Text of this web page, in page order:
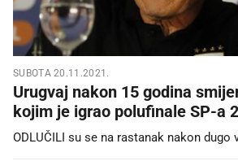
SUBOTA 20.11.2021.
Urugvaj nakon 15 godina
kojim je igrao polufinale SP-a
ODLUČILI su se na rastanak nakon dugo